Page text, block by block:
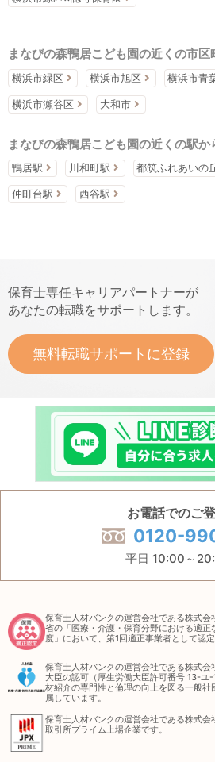
まなびの森鴨居こども園の近くの市区
横浜市緑区 横浜市旭区 横浜市青
横浜市瀬谷区 大和市
まなびの森鴨居こども園の近くの駅か
鴨居駅 川和町駅 都筑ふれあいの
仲町台駅 西谷駅
保育士専任キャリアパートナーが
あなたの転職をサポートします。
無料転職サポートに登録
お電話でのご
0120-
平日 10:00～
保育士人材バンクの運営会社である株式
省の「医療・介護・保育分野における適
度」において、第1回適正事業者として認定
保育士人材バンクの運営会社である株式
大臣の認可（厚生労働大臣許可番号 13-ユ
材紹介の専門性と倫理の向上を図る一般
属しています。
保育士人材バンクの運営会社である株式
取引所プライム上場企業です。